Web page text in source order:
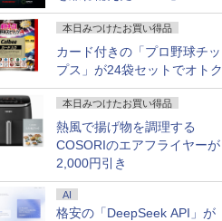
本日みつけたお買い得品
カード付きの「プロ野球チッ
プス」が24袋セットでオトク
本日みつけたお買い得品
熱風で揚げ物を調理する
COSORIのエアフライヤーが
2,000円引き
AI
格安の「DeepSeek API」が